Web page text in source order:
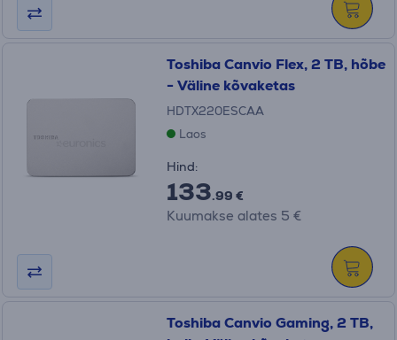
Toshiba Canvio Flex, 2 TB, hõbe
- Väline kõvaketas
HDTX220ESCAA
Laos
Hind:
133.99 €
Kuumakse alates 5 €
Toshiba Canvio Gaming, 2 TB,